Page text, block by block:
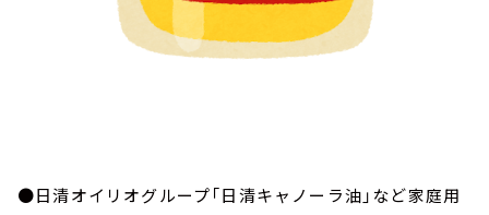
●日清オイリオグループ「日清キャノーラ油」など家庭用